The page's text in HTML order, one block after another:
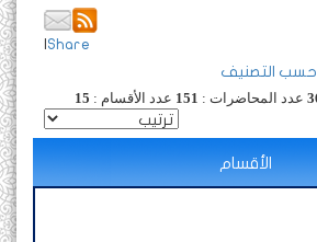
Share
حسب التصنيف
عدد المحاضرات : 151 عدد الأقسام : 15
الأقسام